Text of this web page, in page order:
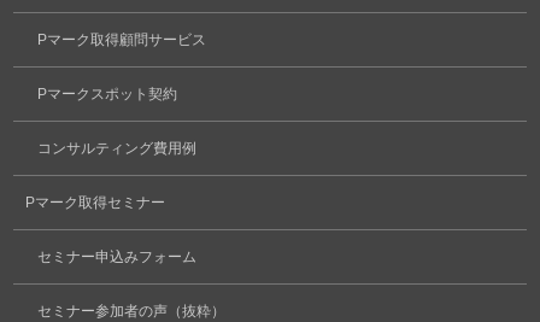
Pマーク取得顧問サービス
Pマークスポット契約
コンサルティング費用例
Pマーク取得セミナー
セミナー申込みフォーム
セミナー参加者の声（抜粋）